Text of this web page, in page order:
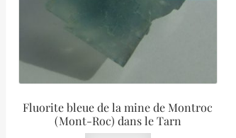
Fluorite bleue de la mine de Montroc
(Mont-Roc) dans le Tarn